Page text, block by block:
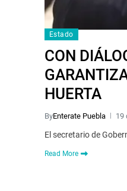
Estado
CON
HUERTA
ByEnterate Puebla 19
El secretario de
Read More